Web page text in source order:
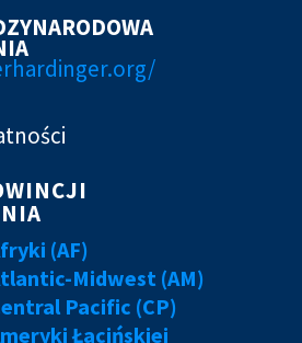
(AF)
Midwest (AM)
Pacific (CP)
Łacińskiej